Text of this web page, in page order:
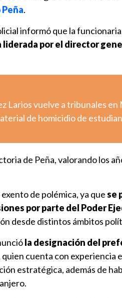
.
informó que la
por el director
Larios vuelve a tribunales en
de homicidio de
de Peña, valorando los
de polémica, ya quese
por parte del Poder
desde distintos ámbitos
la designación del
quien cuenta con experiencia
estratégica, además de